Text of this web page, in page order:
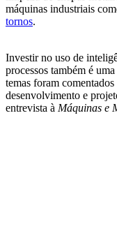
máquinas industriais
tornos.
Investir no uso de
processos também é
temas foram
desenvolvimento e
entrevista à Máquinas e